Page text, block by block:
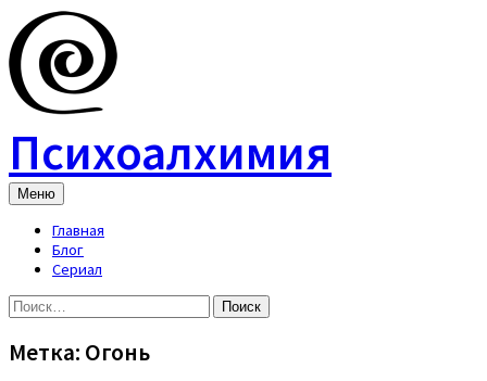
Skip
to
content
Психоалхимия
Меню
Главная
Блог
Сериал
Найти:
Метка: Огонь